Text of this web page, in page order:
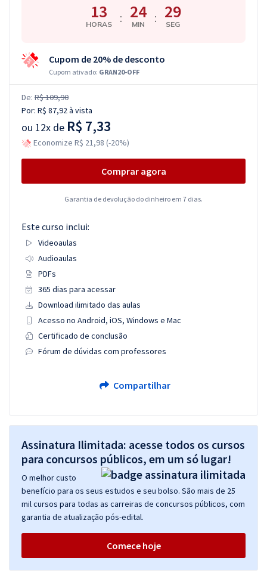
13
HORAS : 24
MIN : 28
SEG
Cupom de 20% de desconto
Cupom ativado: GRAN20-OFF
De: R$ 109,90
Por: R$ 87,92à vista
ou 12x de R$ 7,33
Economize R$ 21,98 (-20%)
Comprar agora
Garantia de devolução do dinheiro em 7 dias.
Este curso inclui:
Videoaulas
Audioaulas
PDFs
365 dias para acessar
Download ilimitado das aulas
Acesso no Android, iOS, Windows e Mac
Certificado de conclusão
Fórum de dúvidas com professores
Compartilhar
Assinatura Ilimitada: acesse todos os cursos
para concursos públicos, em um só lugar!
O melhor custo
benefício para os seus estudos e seu bolso. São mais de 25
mil cursos para todas as carreiras de concursos públicos, com
garantia de atualização pós-edital.
Comece hoje